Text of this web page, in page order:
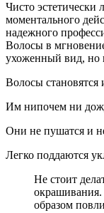
Чисто
моментального
надежного
Волосы в
ухоженный вид, но
Волосы
Им нипочем ни
Они не пушатся и
Легко поддаются
Не стоит
образом